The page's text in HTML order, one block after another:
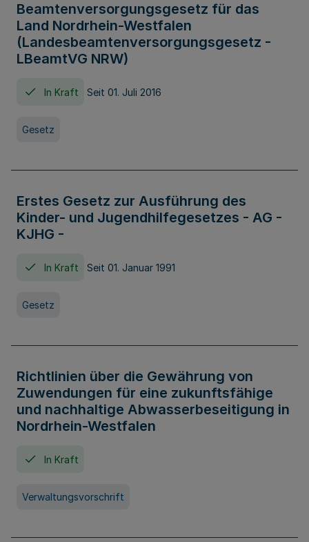
Beamtenversorgungsgesetz für das
Land Nordrhein-Westfalen
(Landesbeamtenversorgungsgesetz -
LBeamtVG NRW)
In Kraft Seit 01. Juli 2016
Gesetz
Erstes Gesetz zur Ausführung des
Kinder- und Jugendhilfegesetzes - AG -
KJHG -
In Kraft Seit 01. Januar 1991
Gesetz
Richtlinien über die Gewährung von
Zuwendungen für eine zukunftsfähige
und nachhaltige Abwasserbeseitigung in
Nordrhein-Westfalen
In Kraft
Verwaltungsvorschrift